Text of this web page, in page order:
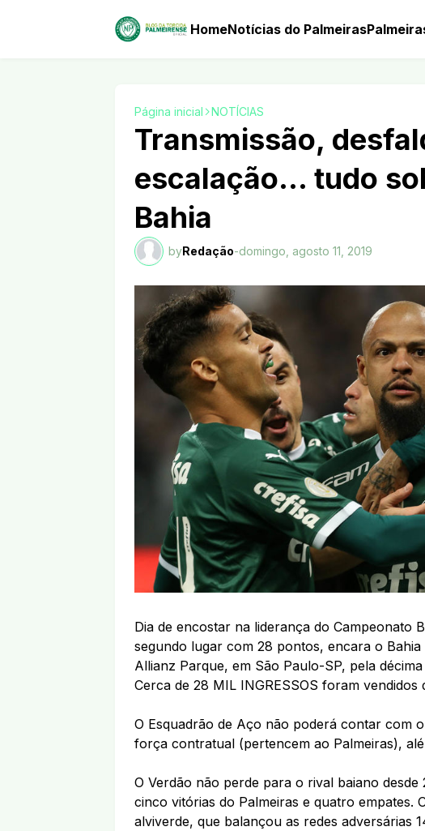
HomeNotícias do Palmeiras
Página inicial NOTÍCIAS
Transmissão,
escalação… tudo
Bahia
byRedação-domingo, agosto 11, 2019
Dia de encostar na liderança do Campeonato
segundo lugar com 28 pontos, encara o Bahia
Allianz Parque, em São Paulo-SP, pela
Cerca de 28 MIL INGRESSOS foram vendidos
O Esquadrão de Aço não poderá contar com
força contratual (pertencem ao Palmeiras),
O Verdão não perde para o rival baiano
cinco vitórias do Palmeiras e quatro empates.
alviverde, que balançou as redes adversárias